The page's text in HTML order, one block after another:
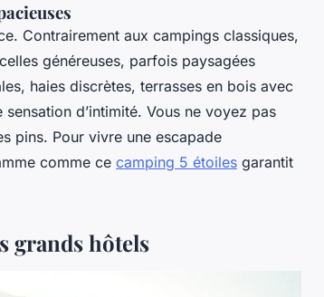
Contrairement aux campings classiques,
généreuses, parfois paysagées
haies discrètes, terrasses en bois avec
d’intimité. Vous ne voyez pas
pins. Pour vivre une escapade
comme ce camping 5 étoiles garantit
grands hôtels